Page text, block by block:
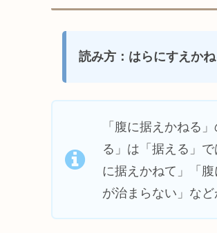
読み方：はらにすえか
「腹に据えかねる
る」は「据える」
に据えかねて」「
が治まらない」など